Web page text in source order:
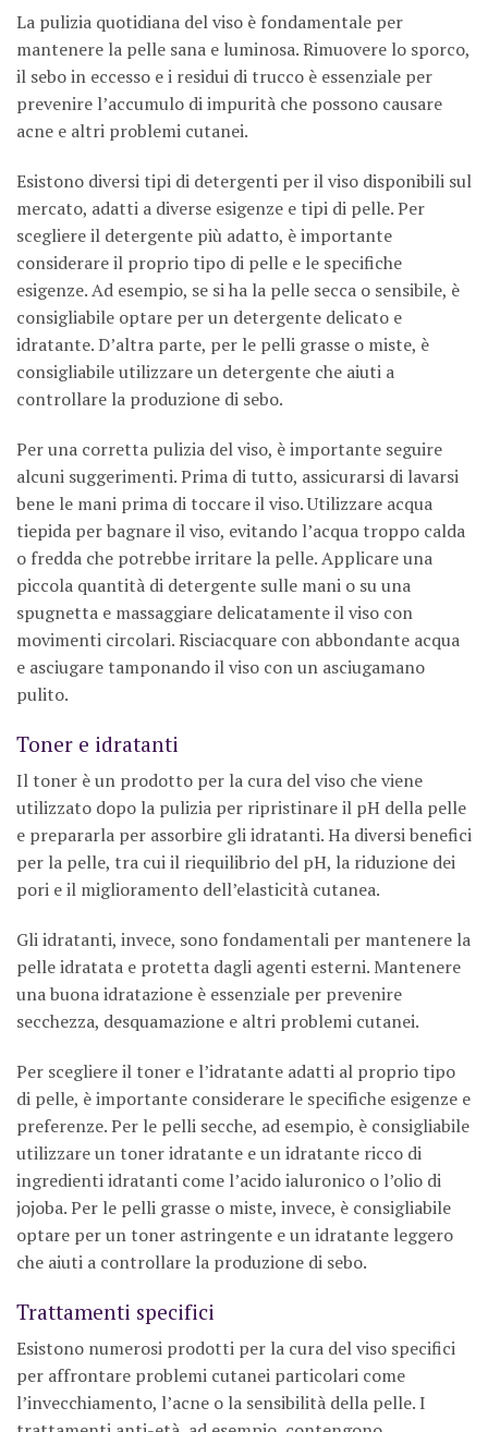
La pulizia quotidiana del viso è fondamentale per
mantenere la pelle sana e luminosa. Rimuovere lo sporco,
il sebo in eccesso e i residui di trucco è essenziale per
prevenire l’accumulo di impurità che possono causare
acne e altri problemi cutanei.
Esistono diversi tipi di detergenti per il viso disponibili sul
mercato, adatti a diverse esigenze e tipi di pelle. Per
scegliere il detergente più adatto, è importante
considerare il proprio tipo di pelle e le specifiche
esigenze. Ad esempio, se si ha la pelle secca o sensibile, è
consigliabile optare per un detergente delicato e
idratante. D’altra parte, per le pelli grasse o miste, è
consigliabile utilizzare un detergente che aiuti a
controllare la produzione di sebo.
Per una corretta pulizia del viso, è importante seguire
alcuni suggerimenti. Prima di tutto, assicurarsi di lavarsi
bene le mani prima di toccare il viso. Utilizzare acqua
tiepida per bagnare il viso, evitando l’acqua troppo calda
o fredda che potrebbe irritare la pelle. Applicare una
piccola quantità di detergente sulle mani o su una
spugnetta e massaggiare delicatamente il viso con
movimenti circolari. Risciacquare con abbondante acqua
e asciugare tamponando il viso con un asciugamano
pulito.
Toner e idratanti
Il toner è un prodotto per la cura del viso che viene
utilizzato dopo la pulizia per ripristinare il pH della pelle
e prepararla per assorbire gli idratanti. Ha diversi benefici
per la pelle, tra cui il riequilibrio del pH, la riduzione dei
pori e il miglioramento dell’elasticità cutanea.
Gli idratanti, invece, sono fondamentali per mantenere la
pelle idratata e protetta dagli agenti esterni. Mantenere
una buona idratazione è essenziale per prevenire
secchezza, desquamazione e altri problemi cutanei.
Per scegliere il toner e l’idratante adatti al proprio tipo
di pelle, è importante considerare le specifiche esigenze e
preferenze. Per le pelli secche, ad esempio, è consigliabile
utilizzare un toner idratante e un idratante ricco di
ingredienti idratanti come l’acido ialuronico o l’olio di
jojoba. Per le pelli grasse o miste, invece, è consigliabile
optare per un toner astringente e un idratante leggero
che aiuti a controllare la produzione di sebo.
Trattamenti specifici
Esistono numerosi prodotti per la cura del viso specifici
per affrontare problemi cutanei particolari come
l’invecchiamento, l’acne o la sensibilità della pelle. I